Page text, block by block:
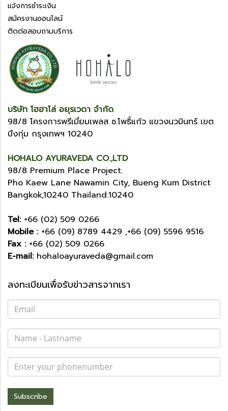
แจ้งการชำระเงิน
สมัครงานออนไลน์
ติดต่อสอบถามบริการ
บริษัท โฮฮาโล่ อยุรเวดา จำกัด
98/8 โครงการพรีเมี่ยมเพลส ซ.โพธิ์แก้ว แขวงนวมินทร์ เขต
บึงกุ่ม กรุงเทพฯ 10240
HOHALO AYURAVEDA CO.,LTD
98/8 Premium Place Project.
Pho Kaew Lane Nawamin City, Bueng Kum District
Bangkok,10240 Thailand.10240
Tel:+66 (02) 509 0266
Mobile :+66 (09) 8789 4429 ,+66 (09) 5596 9516
Fax :+66 (02) 509 0266
E-mail:hohaloayuraveda@gmail.com
ลงทะเบียนเพื่อรับข่าวสารจากเรา
Subscribe